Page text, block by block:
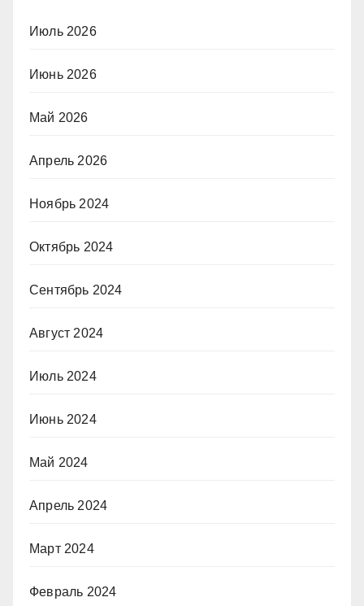
Июль 2026
Июнь 2026
Май 2026
Апрель 2026
Ноябрь 2024
Октябрь 2024
Сентябрь 2024
Август 2024
Июль 2024
Июнь 2024
Май 2024
Апрель 2024
Март 2024
Февраль 2024